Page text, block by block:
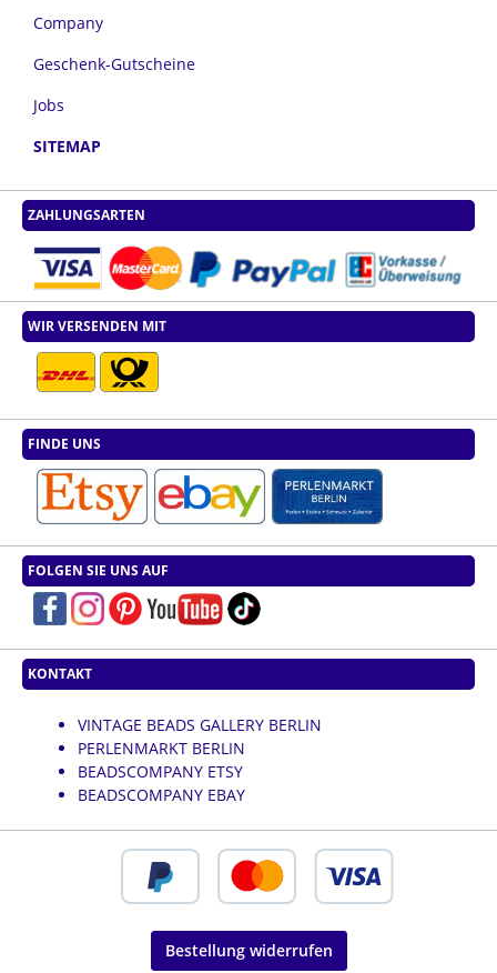
Company
Geschenk-Gutscheine
Jobs
SITEMAP
ZAHLUNGSARTEN
WIR VERSENDEN MIT
FINDE UNS
FOLGEN SIE UNS AUF
KONTAKT
VINTAGE BEADS GALLERY BERLIN
PERLENMARKT BERLIN
BEADSCOMPANY ETSY
BEADSCOMPANY EBAY
Bestellung widerrufen